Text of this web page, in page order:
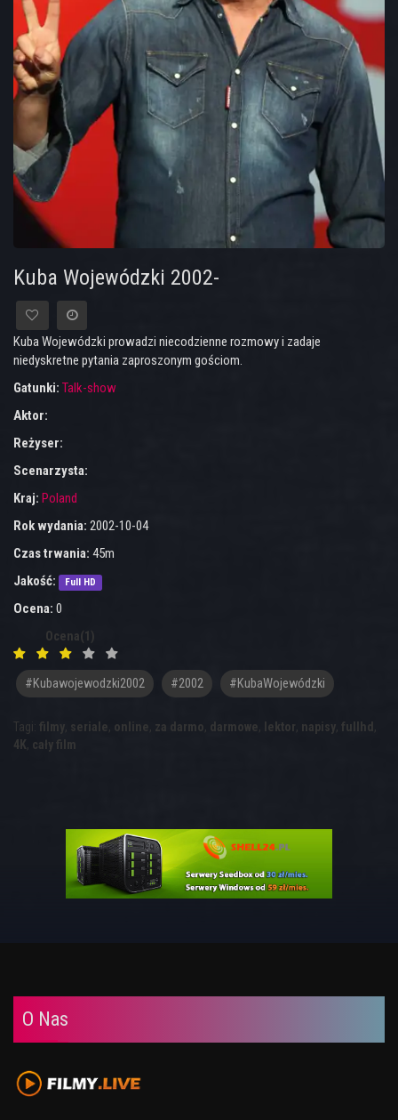
Kuba Wojewódzki 2002-
Kuba Wojewódzki prowadzi niecodzienne rozmowy i zadaje
niedyskretne pytania zaproszonym gościom.
Gatunki: Talk-show
Aktor:
Reżyser:
Scenarzysta:
Kraj: Poland
Rok wydania: 2002-10-04
Czas trwania: 45m
Jakość:
Full HD
Ocena: 0
Ocena(1)
#kubawojewodzki2002 #2002 #KubaWojewódzki
Tagi: filmy, seriale, online, za darmo, darmowe, lektor, napisy, fullhd ,
4K, cały film
O Nas